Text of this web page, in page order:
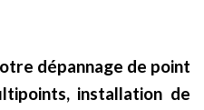
dépannage de point
installation de